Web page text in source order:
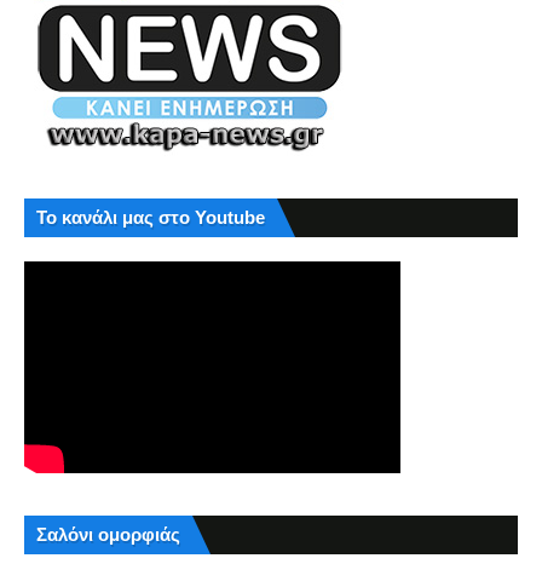
Το κανάλι μας στο Youtube
Σαλόνι ομορφιάς